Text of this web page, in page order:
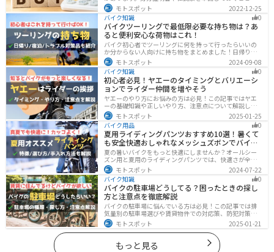
購入ギリギリになって慌てずに済むので、しっかりと準
備しておきましょう。
モトスポット
2022-12-25
バイク知識
0
バイクツーリングで最低限必要な持ち物は？あ
ると便利安心な荷物はこれ！
バイク初心者でツーリングに何を持って行ったらいいの
か分からない人向けに持ち物をまとめました！日帰りや1
泊以上の日数別、トラブル対策やメンテ用品、出先であ
ると便利なアイテムまで全て解説しています。アレを忘
れた！持ってきたけど使わなかったなど出先で困らない
よう自分に必要な荷物を把握しておきましょう。
モトスポット
2024-09-08
バイク知識
0
初心者必見！ヤエーのタイミングとバリエーシ
ョンでライダー仲間を増やそう
ヤエーのやり方にお悩みの方は必見！この記事ではヤエ
ーの基礎知識や正しいやり方、注意点について解説しま
す。実はヤエーには、ツーリング中の連帯感を高める効
果があります。この記事を読めば、ヤエーの楽しみ方と
安全に行うポイントがわかるでしょう。
モトスポット
2025-01-25
バイク用品
0
夏用ライディングパンツおすすめ10選！暑くて
も安全快適おしゃれなメッシュズボンでバイク
に乗ろう
夏の暑いバイクをもっと快適にしませんか？オールシー
ズン用と夏用のライディングパンツでは、快適さが全然
違います。生地の大半がメッシュ素材で作られた夏用で
は通気性・透湿性に優れており、熱気を逃しつつ汗をし
っかりと乾かしてくれます。そんな夏用ライディングパ
ンツの選び方や特徴オススメ商品をまとめました。
モトスポット
2024-07-22
バイク知識
0
バイクの駐車場どうしてる？困ったときの探し
方と注意点を徹底解説
バイクの駐車場に悩んでいる方は必見！この記事では排
気量別の駐車場選びや賃貸物件での対応策、防犯対策を
解説します。実は駐車場の種類やマナーを押さえるだけ
で快適なバイクライフが実現可能です。記事を読み駐車
場探しのコツをぜひチェックしてください。
モトスポット 2025-01-21
もっと見る